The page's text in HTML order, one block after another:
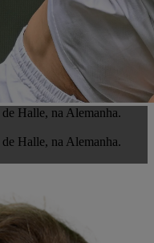
Halle, na Alemanha.
Halle, na Alemanha.